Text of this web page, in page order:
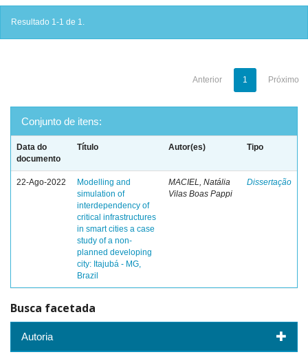
Resultado 1-1 de 1.
Anterior 1 Próximo
Conjunto de itens:
Data do
documento
Título Autor(es) Tipo
22-Ago-2022
Modelling and
simulation of
interdependency of
critical infrastructures
in smart cities a case
study of a non-
planned developing
city: Itajubá - MG,
Brazil
MACIEL, Natália
Vilas Boas Pappi
Dissertação
Busca facetada
Autoria